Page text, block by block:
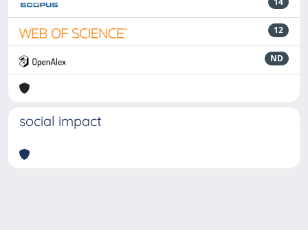
12
ND
social impact